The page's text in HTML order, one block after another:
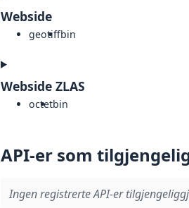
Webside
geotiffbin
Webside ZLAS
octetbin
API-er som
Ingen registrerte API-er